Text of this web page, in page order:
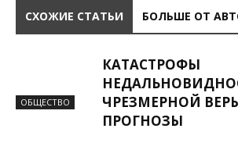
СХОЖИЕ СТАТЬИ БОЛЬШЕ ОТ
ОБЩЕСТВО
КАТАСТРОФЫ
ЧРЕЗМЕРНОЙ
ПРОГНОЗЫ